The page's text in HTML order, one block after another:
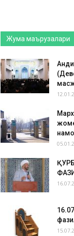
Жума маърузалари